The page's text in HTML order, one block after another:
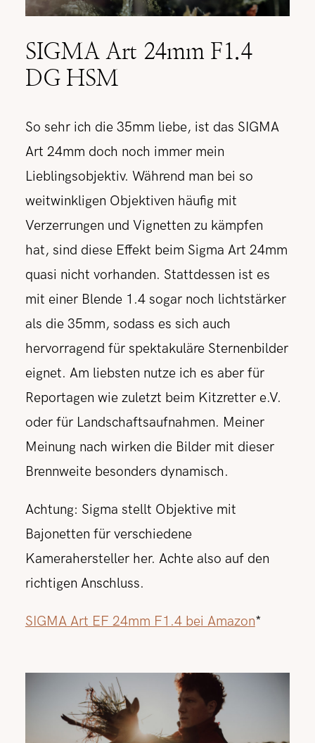
SIGMA Art 24mm F1.4
DG HSM
So sehr ich die 35mm liebe, ist das SIGMA
Art 24mm doch noch immer mein
Lieblingsobjektiv. Während man bei so
weitwinkligen Objektiven häufig mit
Verzerrungen und Vignetten zu kämpfen
hat, sind diese Effekt beim Sigma Art 24mm
quasi nicht vorhanden. Stattdessen ist es
mit einer Blende 1.4 sogar noch lichtstärker
als die 35mm, sodass es sich auch
hervorragend für spektakuläre Sternenbilder
eignet. Am liebsten nutze ich es aber für
Reportagen wie zuletzt beim Kitzretter e.V.
oder für Landschaftsaufnahmen. Meiner
Meinung nach wirken die Bilder mit dieser
Brennweite besonders dynamisch.
Achtung: Sigma stellt Objektive mit
Bajonetten für verschiedene
Kamerahersteller her. Achte also auf den
richtigen Anschluss.
SIGMA Art EF 24mm F1.4 bei Amazon*